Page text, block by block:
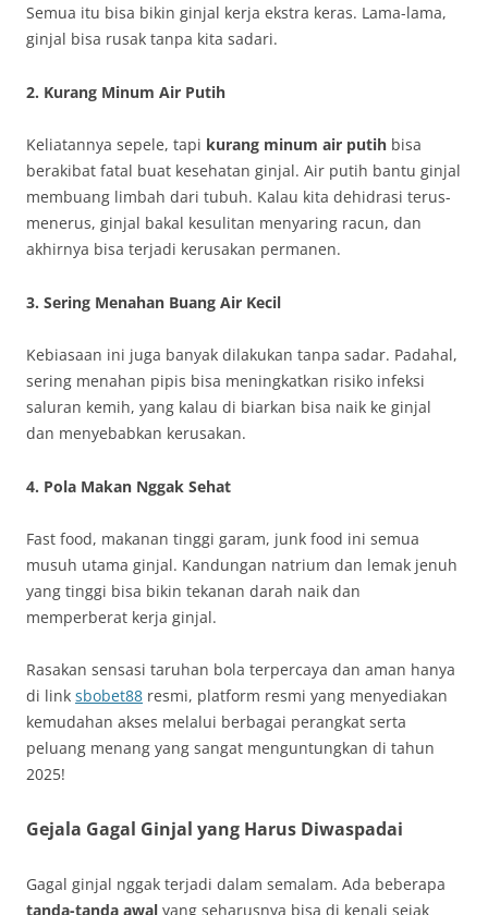
Semua itu bisa bikin ginjal kerja ekstra keras. Lama-lama,
ginjal bisa rusak tanpa kita sadari.
2. Kurang Minum Air Putih
Keliatannya sepele, tapi kurang minum air putih bisa
berakibat fatal buat kesehatan ginjal. Air putih bantu ginjal
membuang limbah dari tubuh. Kalau kita dehidrasi terus-
menerus, ginjal bakal kesulitan menyaring racun, dan
akhirnya bisa terjadi kerusakan permanen.
3. Sering Menahan Buang Air Kecil
Kebiasaan ini juga banyak dilakukan tanpa sadar. Padahal,
sering menahan pipis bisa meningkatkan risiko infeksi
saluran kemih, yang kalau di biarkan bisa naik ke ginjal
dan menyebabkan kerusakan.
4. Pola Makan Nggak Sehat
Fast food, makanan tinggi garam, junk food ini semua
musuh utama ginjal. Kandungan natrium dan lemak jenuh
yang tinggi bisa bikin tekanan darah naik dan
memperberat kerja ginjal.
Rasakan sensasi taruhan bola terpercaya dan aman hanya
di link sbobet88 resmi, platform resmi yang menyediakan
kemudahan akses melalui berbagai perangkat serta
peluang menang yang sangat menguntungkan di tahun
2025!
Gejala Gagal Ginjal yang Harus Diwaspadai
Gagal ginjal nggak terjadi dalam semalam. Ada beberapa
tanda-tanda awal yang seharusnya bisa di kenali sejak